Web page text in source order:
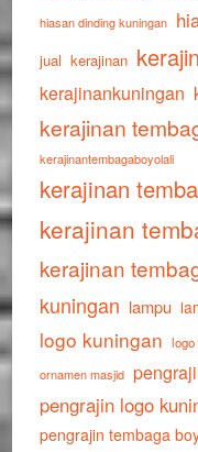
hiasan dinding kuningan
jual kerajinan
kerajinankuningan
kerajinan
kerajinantembagaboyolali
kerajinan
kerajinan
kerajinan
kuningan lampu
logo kuningan logo
ornamen masjid
pengrajin logo
pengrajin tembaga